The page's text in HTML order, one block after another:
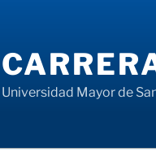
Universidad Mayor de